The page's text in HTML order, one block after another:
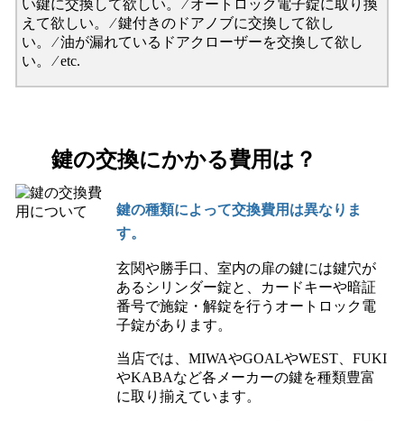
い鍵に交換して欲しい。 ⁄ オートロック電子錠に取り換
えて欲しい。 ⁄ 鍵付きのドアノブに交換して欲し
い。 ⁄ 油が漏れているドアクローザーを交換して欲し
い。 ⁄ etc.
鍵の交換にかかる費用は？
鍵の種類によって交換費用は異なりま
す。
玄関や勝手口、室内の扉の鍵には鍵穴が
あるシリンダー錠と、カードキーや暗証
番号で施錠・解錠を行うオートロック電
子錠があります。
当店では、MIWAやGOALやWEST、FUKI
やKABAなど各メーカーの鍵を種類豊富
に取り揃えています。